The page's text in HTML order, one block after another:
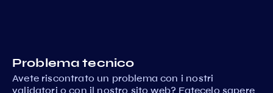
Problema tecnico
Avete riscontrato un problema con i nostri
validatori o con il nostro sito web? Fatecelo sapere